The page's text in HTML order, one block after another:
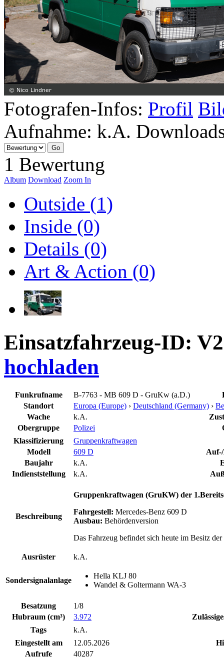
Fotografen-Infos: Profil
Aufnahme: k.A.
1 Bewertung
Album Download Zoom In
Outside (1)
Inside (0)
Details (0)
Art & Action (0)
Einsatzfahrzeug-ID:
hochladen
Funkrufname B-7763 - MB 609 D - GruKw (a.D.)
Standort
Europa (Europe) › Deutschland (Germany) ›
Wache
k.A.
Obergruppe
Polizei
Klassifizierung
Gruppenkraftwagen
Modell
609 D
Baujahr
k.A.
Indienststellung
k.A.
Beschreibung
Gruppenkraftwagen (GruKW) der
Fahrgestell: Mercedes-Benz 609 D
Ausbau: Behördenversion
Das Fahrzeug befindet sich heute im Besitz
Ausrüster k.A.
Sondersignalanlage
Hella KLJ 80
Wandel & Goltermann WA-3
Besatzung
1/8
Hubraum (cm³)
3.972
Tags
k.A.
Eingestellt am
12.05.2026
Aufrufe
40287